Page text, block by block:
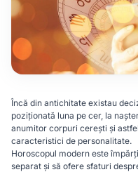
Încă din antichitate existau
poziționată luna pe cer, la
anumitor corpuri cerești și
caracteristici de personalitate.
Horoscopul modern este
separat și să ofere sfaturi